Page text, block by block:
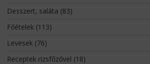
Desszert, saláta (83)
Főételek(113)
Levesek(76)
Receptek rizsfőzővel (18)